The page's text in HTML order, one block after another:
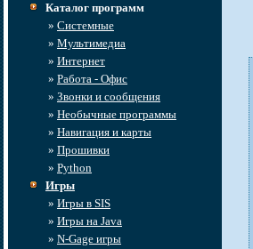
Каталог программ
» Системные
» Мультимедиа
» Интернет
» Работа - Офис
» Звонки и сообщения
» Необычные программы
» Навигация и карты
» Прошивки
» Python
Игры
» Игры в SIS
» Игры на Java
» N-Gage игры